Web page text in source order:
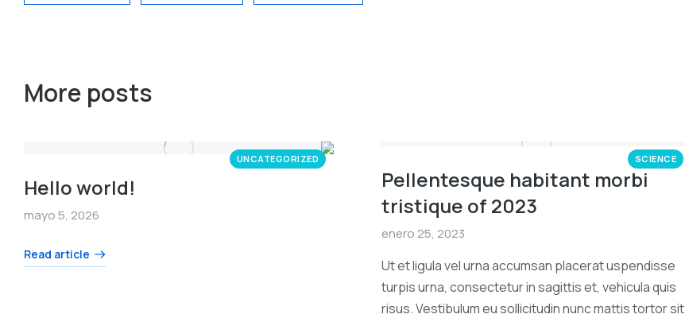
More posts
UNCATEGORIZED
Hello world!
mayo 5, 2026
Read article
SCIENCE
Pellentesque habitant morbi
tristique of 2023
enero 25, 2023
Ut et ligula vel urna accumsan placerat uspendisse
turpis urna, consectetur in sagittis et, vehicula quis
risus. Vestibulum eu sollicitudin nunc mattis tortor sit